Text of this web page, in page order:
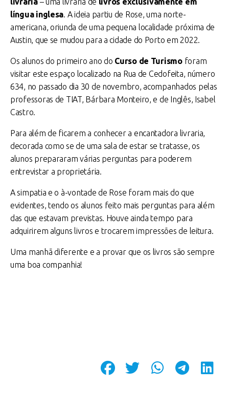
língua inglesa. A ideia partiu de Rose, uma norte-
americana, oriunda de uma pequena localidade próxima de
Austin, que se mudou para a cidade do Porto em 2022.
Os alunos do primeiro ano do Curso de Turismoforam
visitar este espaço localizado na Rua de Cedofeita, número
634, no passado dia 30 de novembro, acompanhados pelas
professoras de TIAT, Bárbara Monteiro, e de Inglês, Isabel
Castro.
Para além de ficarem a conhecer a encantadora livraria,
decorada como se de uma sala de estar se tratasse, os
alunos prepararam várias perguntas para poderem
entrevistar a proprietária.
A simpatia e o à-vontade de Rose foram mais do que
evidentes, tendo os alunos feito mais perguntas para além
das que estavam previstas. Houve ainda tempo para
adquirirem alguns livros e trocarem impressões de leitura.
Uma manhã diferente e a provar que os livros são sempre
uma boa companhia!